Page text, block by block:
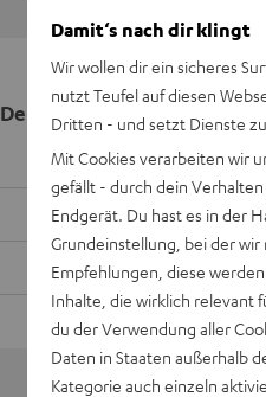
Deine Kaufberatung
Damit‘s nach dir klingt
Wir wollen dir ein sicheres
nutzt Teufel auf diesen
Dritten - und setzt Dienste
Mit Cookies verarbeiten wir
gefällt - durch dein
Endgerät. Du hast es in der
Grundeinstellung, bei der
Empfehlungen, diese
Inhalte, die wirklich relevant
du der Verwendung aller
Daten in Staaten außerhalb
Kategorie auch einzeln